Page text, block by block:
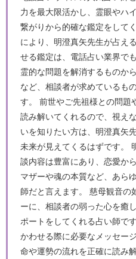
力を最大限活かし、霊眼やハ
繋がりから的確な鑑定をして
により、明澄真矢先生が占え
せる鑑定は、電話占い業界で
霊的な問題を解消するものか
など、相談者が求めているも
す。 前世やご先祖様との問題
読み解いてくれるので、視え
いを知りたい方は、明澄真矢
未来が見えてくるはずです。
談内容は豊富にあり、恋愛か
マザーや魂の本質など、あら
師だと言えます。 慈母観音の
ーに、相談者の弱った心を癒
ポートをしてくれる占い師で
かわせる際に必要なメッセー
命や運勢の流れを正確に読み